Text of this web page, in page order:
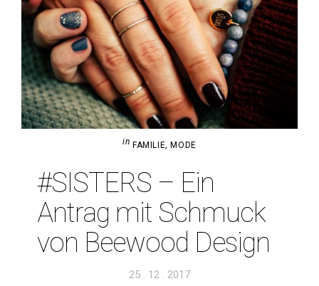
in FAMILIE, MODE
#SIS­TERS – Ein
Antrag mit Schmuck
von Bee­wood Design
Veröffentlicht
25 . 12 . 2017